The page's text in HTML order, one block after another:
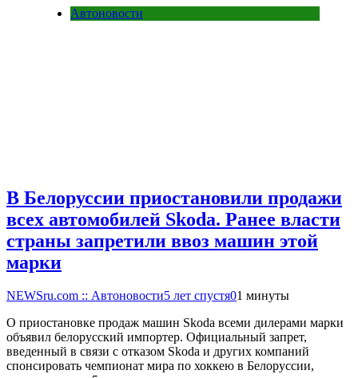
Автоновости
В Белоруссии приостановили продажи
всех автомобилей Skoda. Ранее власти
страны запретили ввоз машин этой
марки
NEWSru.com :: Автоновости5 лет спустя01 минуты
О приостановке продаж машин Skoda всеми дилерами марки
объявил белорусский импортер. Официальный запрет,
введенный в связи с отказом Skoda и других компаний
спонсировать чемпионат мира по хоккею в Белоруссии,